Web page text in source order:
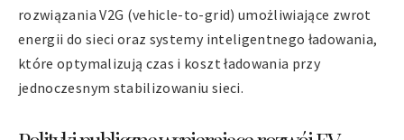
rozwiązania V2G (vehicle-to-grid) umożliwiające zwrot
energii do sieci oraz systemy inteligentnego ładowania,
które optymalizują czas i koszt ładowania przy
jednoczesnym stabilizowaniu sieci.